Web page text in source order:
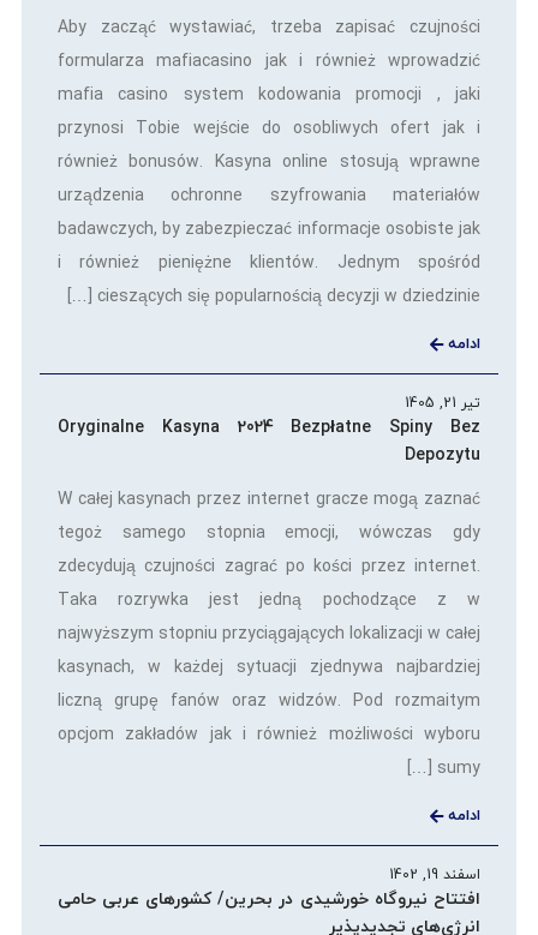
Aby zacząć wystawiać, trzeba zapisać czujności
formularza mafiacasino jak i również wprowadzić
mafia casino system kodowania promocji , jaki
przynosi Tobie wejście do osobliwych ofert jak i
również bonusów. Kasyna online stosują wprawne
urządzenia ochronne szyfrowania materiałów
badawczych, by zabezpieczać informacje osobiste jak
i również pieniężne klientów. Jednym spośród
cieszących się popularnością decyzji w dziedzinie […]
ادامه
تیر 21, 1405
Oryginalne Kasyna 2024 Bezpłatne Spiny Bez
Depozytu
W całej kasynach przez internet gracze mogą zaznać
tegoż samego stopnia emocji, wówczas gdy
zdecydują czujności zagrać po kości przez internet.
Taka rozrywka jest jedną pochodzące z w
najwyższym stopniu przyciągających lokalizacji w całej
kasynach, w każdej sytuacji zjednywa najbardziej
liczną grupę fanów oraz widzów. Pod rozmaitym
opcjom zakładów jak i również możliwości wyboru
sumy […]
ادامه
اسفند 19, 1402
افتتاح نیروگاه خورشیدی در بحرین/ کشورهای عربی حامی
انرژی‌های تجدیدپذیر